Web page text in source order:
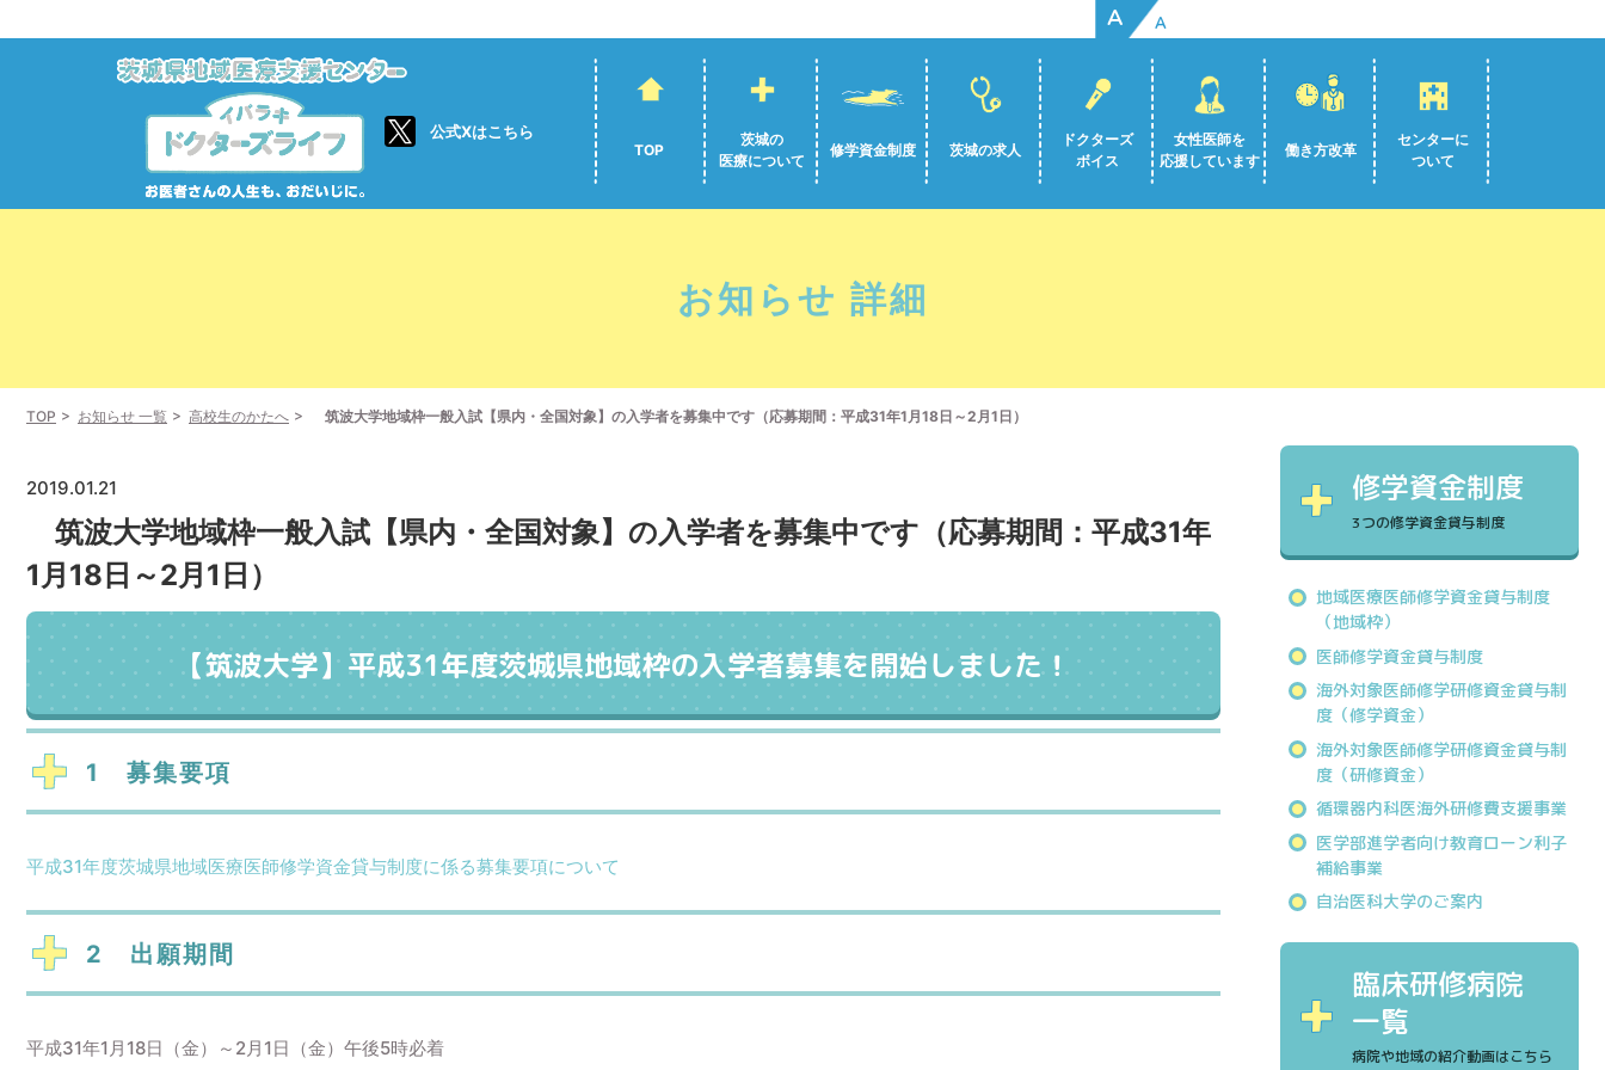
公式Xはこちら
A A
TOP
茨城の
医療について
修学資金制度 茨城の求人
ドクターズ
ボイス
女性医師を
応援しています
働き方改革
センターに
ついて
お知らせ 詳細
TOP お知らせ 一覧 高校生のかたへ 筑波大学地域枠一般入試【県内・全国対象】の入学者を募集中です（応募期間：平成31年1月18日～2月1日）
2019.01.21
筑波大学地域枠一般入試【県内・全国対象】の入学者を募集中です（応募期間：平成31年
1月18日～2月1日）
【筑波大学】平成31年度茨城県地域枠の入学者募集を開始しました！
1 募集要項
平成31年度茨城県地域医療医師修学資金貸与制度に係る募集要項について
2 出願期間
平成31年1月18日（金）～2月1日（金）午後5時必着
修学資金制度
3つの修学資金貸与制度
地域医療医師修学資金貸与制度
（地域枠）
医師修学資金貸与制度
海外対象医師修学研修資金貸与制
度（修学資金）
海外対象医師修学研修資金貸与制
度（研修資金）
循環器内科医海外研修費支援事業
医学部進学者向け教育ローン利子
補給事業
自治医科大学のご案内
臨床研修病院
一覧
病院や地域の紹介動画はこちら